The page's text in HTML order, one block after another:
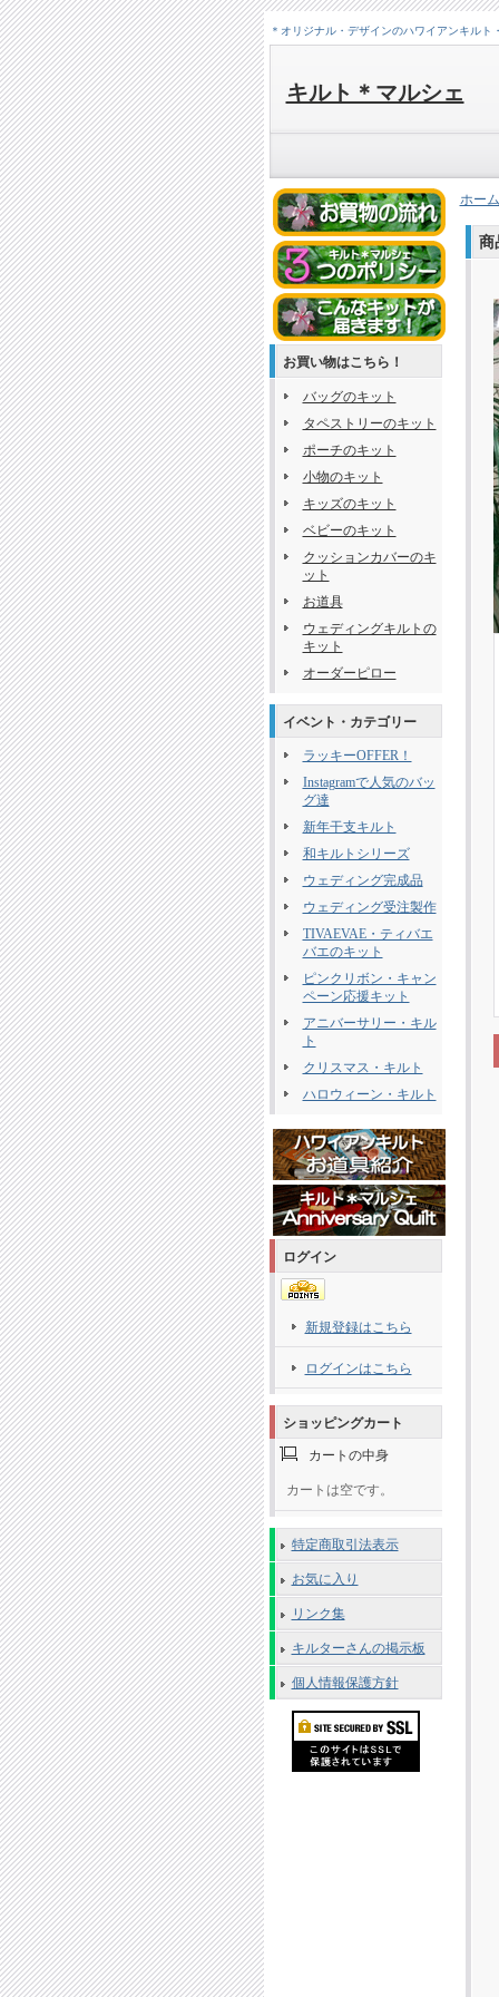
＊オリジナル・デザインのハワイアンキル
キルト＊マルシェ
お買い物はこちら！
バッグのキット
タペストリーのキット
ポーチのキット
小物のキット
キッズのキット
ベビーのキット
クッションカバーのキ
ット
お道具
ウェディングキルトの
キット
オーダーピロー
イベント・カテゴリー
ラッキーOFFER！
Instagramで人気のバッ
グ達
新年干支キルト
和キルトシリーズ
ウェディング完成品
ウェディング受注製作
TIVAEVAE・ティバエ
バエのキット
ピンクリボン・キャン
ペーン応援キット
アニバーサリー・キル
ト
クリスマス・キルト
ハロウィーン・キルト
ログイン
新規登録はこちら
ログインはこちら
ショッピングカート
カートの中身
カートは空です。
特定商取引法表示
お気に入り
リンク集
キルターさんの掲示板
個人情報保護方針
ホーム
商